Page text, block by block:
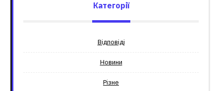
Категорії
Відповіді
Новини
Різне